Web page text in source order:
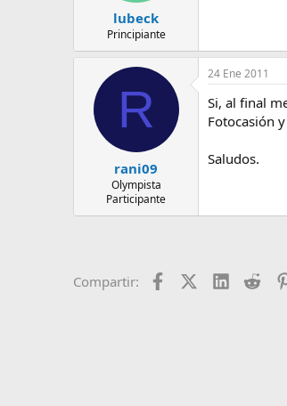
lubeck
Principiante
R
rani09
Olympista
Participante
24 Ene 2011
Si, al final
Fotocasión
Saludos.
Compartir: FacebookX (Twitter)
LinkedIn